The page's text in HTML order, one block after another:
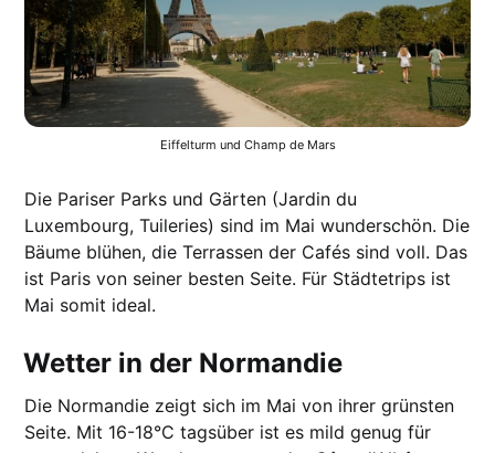
Eiffelturm und Champ de Mars
Die Pariser Parks und Gärten (Jardin du
Luxembourg, Tuileries) sind im Mai wunderschön. Die
Bäume blühen, die Terrassen der Cafés sind voll. Das
ist Paris von seiner besten Seite. Für Städtetrips ist
Mai somit ideal.
Wetter in der Normandie
Die Normandie zeigt sich im Mai von ihrer grünsten
Seite. Mit 16-18°C tagsüber ist es mild genug für